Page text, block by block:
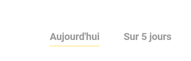
Aujourd'hui Sur 5 jours